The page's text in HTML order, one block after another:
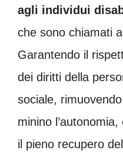
agli individui
che sono chiamati
Garantendo il
dei diritti della
sociale,
minino
il pieno recupero